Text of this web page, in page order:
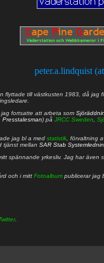
peter.a.lindquist
flyttade till västkusten 1983, då jag
fortsatte att arbeta som
Presstalesman) på JRCC Sweden
jag bl a med statistik , förvaltning
tjänst mellan SAR Stab
spännande yrkesliv. Jag har även
och i mitt Fotoalbum publicerar jag
.